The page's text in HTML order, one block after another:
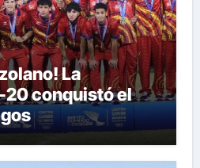
La
conquistó el
y del Caribe
penales